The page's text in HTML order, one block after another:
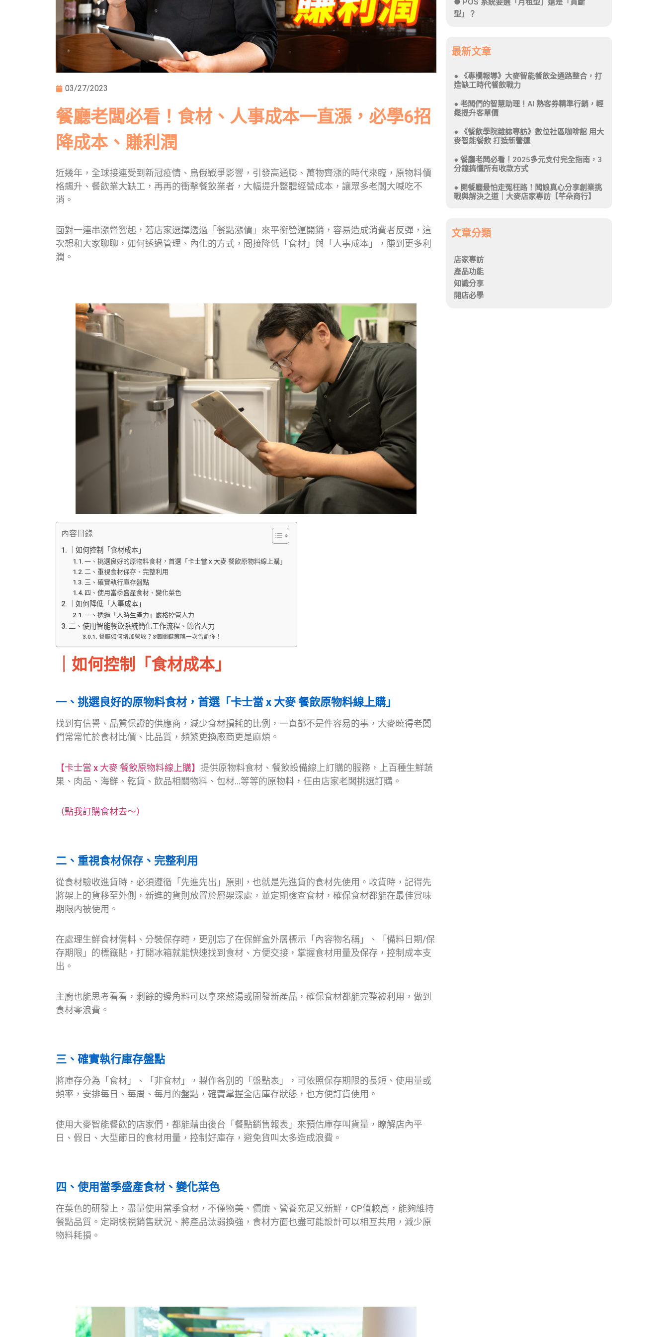
03/27/2023
餐廳老闆必看！食材、人事成本一直漲，必學6招
降成本、賺利潤
近幾年，全球接連受到新冠疫情、烏俄戰爭影響，引發高通膨、萬物齊漲的時代來臨，原物料價
格飆升、餐飲業大缺工，再再的衝擊餐飲業者，大幅提升整體經營成本，讓眾多老闆大喊吃不
消。
面對一連串漲聲響起，若店家選擇透過「餐點漲價」來平衡營運開銷，容易造成消費者反彈，這
次想和大家聊聊，如何透過管理、內化的方式，間接降低「食材」與「人事成本」，賺到更多利
潤。
內容目錄
｜如何控制「食材成本」
一、挑選良好的原物料食材，首選「卡士當 x 大麥 餐飲原物料線上購」
二、重視食材保存、完整利用
三、確實執行庫存盤點
四、使用當季盛產食材、變化菜色
｜如何降低「人事成本」
一、透過「人時生產力」嚴格控管人力
二、使用智能餐飲系統簡化工作流程、節省人力
餐廳如何增加營收？3個關鍵策略一次告訴你！
｜如何控制「食材成本」
一、挑選良好的原物料食材，首選「卡士當 x 大麥 餐飲原物料線上購」
找到有信譽、品質保證的供應商，減少食材損耗的比例，一直都不是件容易的事，大麥曉得老闆
們常常忙於食材比價、比品質，頻繁更換廠商更是麻煩。
【卡士當 x 大麥 餐飲原物料線上購】 提供原物料食材、餐飲設備線上訂購的服務，上百種生鮮蔬
果、肉品、海鮮、乾貨、飲品相關物料、包材…等等的原物料，任由店家老闆挑選訂購。
（點我訂購食材去～）
二、重視食材保存、完整利用
從食材驗收進貨時，必須遵循「先進先出」原則，也就是先進貨的食材先使用。收貨時，記得先
將架上的貨移至外側，新進的貨則放置於層架深處，並定期檢查食材，確保食材都能在最佳賞味
期限內被使用。
在處理生鮮食材備料、分裝保存時，更別忘了在保鮮盒外層標示「內容物名稱」、「備料日期/保
存期限」的標籤貼，打開冰箱就能快速找到食材、方便交接，掌握食材用量及保存，控制成本支
出。
主廚也能思考看看，剩餘的邊角料可以拿來熬湯或開發新產品，確保食材都能完整被利用，做到
食材零浪費。
三、確實執行庫存盤點
將庫存分為「食材」、「非食材」，製作各別的「盤點表」，可依照保存期限的長短、使用量或
頻率，安排每日、每周、每月的盤點，確實掌握全店庫存狀態，也方便訂貨使用。
使用大麥智能餐飲的店家們，都能藉由後台「餐點銷售報表」來預估庫存叫貨量，瞭解店內平
日、假日、大型節日的食材用量，控制好庫存，避免貨叫太多造成浪費。
四、使用當季盛產食材、變化菜色
在菜色的研發上，盡量使用當季食材，不僅物美、價廉、營養充足又新鮮，CP值較高，能夠維持
餐點品質。定期檢視銷售狀況、將產品汰弱換強，食材方面也盡可能設計可以相互共用，減少原
物料耗損。
型」？
最新文章
《專欄報導》大麥智能餐飲全通路整合，打
造缺工時代餐飲戰力
老闆們的智慧助理！AI 熟客券精準行銷，輕
鬆提升客單價
《餐飲學院雜誌專訪》數位社區咖啡館 用大
麥智能餐飲 打造新營運
餐廳老闆必看！2025多元支付完全指南，3
分鐘搞懂所有收款方式
開餐廳最怕走冤枉路！闆娘真心分享創業挑
戰與解決之道｜大麥店家專訪【芊朵商行】
文章分類
店家專訪
產品功能
知識分享
開店必學